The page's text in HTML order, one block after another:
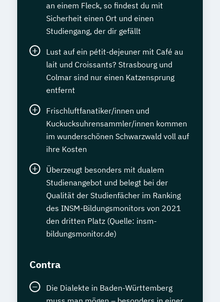
an einem Fleck, so findest du mit
Sicherheit einen Ort und einen
Studiengang, der dir gefällt
Lust auf ein pétit-dejeuner mit Café au
lait und Croissants? Strasbourg und
Colmar sind nur einen Katzensprung
entfernt
Frischluftfanatiker/innen und
Kuckucksuhrensammler/innen kommen
im wunderschönen Schwarzwald voll auf
ihre Kosten
Überzeugt besonders mit dualem
Studienangebot und belegt bei der
Qualität der Studienfächer im Ranking
des INSM-Bildungsmonitors von 2021
den dritten Platz (Quelle: insm-
bildungsmonitor.de)
Contra
Die Dialekte in Baden-Württemberg